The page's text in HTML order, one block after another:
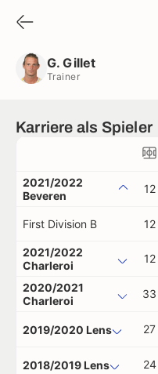
G. Gillet
Trainer
Karriere als Spieler
2021/2022
Beveren
12
First Division B 12
2021/2022
Charleroi
12
2020/2021
Charleroi
33
2019/2020 Lens 27
2018/2019 Lens 24